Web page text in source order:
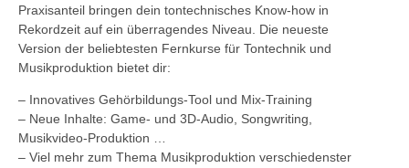
Praxisanteil bringen dein tontechnisches Know-how in
Rekordzeit auf ein überragendes Niveau. Die neueste
Version der beliebtesten Fernkurse für Tontechnik und
Musikproduktion bietet dir:
– Innovatives Gehörbildungs-Tool und Mix-Training
– Neue Inhalte: Game- und 3D-Audio, Songwriting,
Musikvideo-Produktion …
– Viel mehr zum Thema Musikproduktion verschiedenster